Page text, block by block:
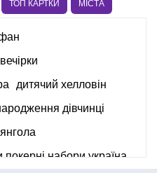
ТОП КАРТКИ МІСТА
дитячий хелловін
дівчинці
покерні набори україна